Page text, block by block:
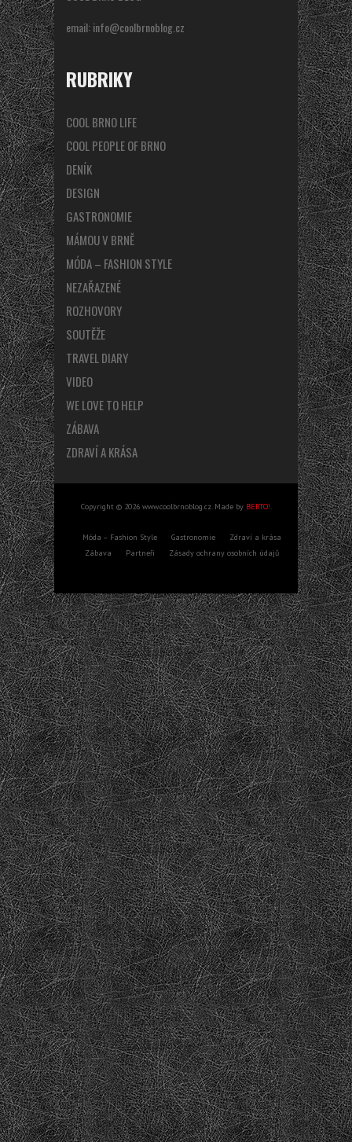
email:info@coolbrnoblog.cz
RUBRIKY
COOL BRNO LIFE
COOL PEOPLE OF BRNO
DENÍK
DESIGN
GASTRONOMIE
MÁMOU V BRNĚ
MÓDA – FASHION STYLE
NEZAŘAZENÉ
ROZHOVORY
SOUTĚŽE
TRAVEL DIARY
VIDEO
WE LOVE TO HELP
ZÁBAVA
ZDRAVÍ A KRÁSA
Copyright © 2026 www.coolbrnoblog.cz. Made by BERTO!
Móda – Fashion Style Gastronomie
Zdraví a krása
Zábava
Partneři Zásady ochrany osobních údajů